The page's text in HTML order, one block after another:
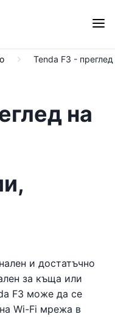
Tenda F3 -
на
и достатъчно
за къща или
F3 може да се
Wi-Fi мрежа в